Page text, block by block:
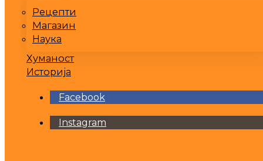
Рецепти
Магазин
Наука
Хуманост
Историја
Facebook
Instagram